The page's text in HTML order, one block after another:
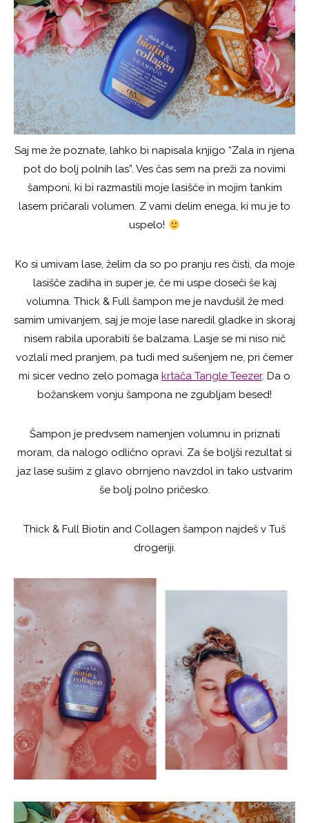
Saj me že poznate, lahko bi napisala knjigo “Zala in njena
pot do bolj polnih las”. Ves čas sem na preži za novimi
šamponi, ki bi razmastili moje lasišče in mojim tankim
lasem pričarali volumen. Z vami delim enega, ki mu je to
uspelo!
Ko si umivam lase, želim da so po pranju res čisti, da moje
lasišče zadiha in super je, če mi uspe doseči še kaj
volumna. Thick & Full šampon me je navdušil že med
samim umivanjem, saj je moje lase naredil gladke in skoraj
nisem rabila uporabiti še balzama. Lasje se mi niso nič
vozlali med pranjem, pa tudi med sušenjem ne, pri čemer
mi sicer vedno zelo pomaga krtača Tangle Teezer. Da o
božanskem vonju šampona ne zgubljam besed!
Šampon je predvsem namenjen volumnu in priznati
moram, da nalogo odlično opravi. Za še boljši rezultat si
jaz lase sušim z glavo obrnjeno navzdol in tako ustvarim
še bolj polno pričesko.
Thick & Full Biotin and Collagen šampon najdeš v Tuš
drogeriji.